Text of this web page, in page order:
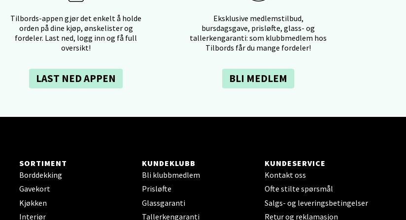
Tilbords-appen gjør det enkelt å holde
orden på dine kjøp, ønskelister og
fordeler. Last ned, logg inn og få full
oversikt!
LAST NED APPEN
Eksklusive medlemstilbud,
bursdagsgave, prisløfte, glass- og
tallerkengaranti: som klubbmedlem hos
Tilbords får du mange fordeler!
BLI MEDLEM
SORTIMENT
Borddekking
Gavekort
Kjøkken
Interiør
KUNDEKLUBB
Bli klubbmedlem
Prisløfte
Glassgaranti
Tallerkengaranti
KUNDESERVICE
Kontakt oss
Ofte stilte spørsmål
Salgs- og leveringsbetingelser
Retur og reklamasjon
7044 Trondheim
Velg
Ski
Storsenter
Sortland